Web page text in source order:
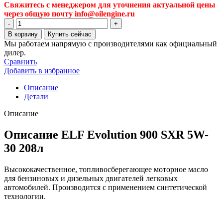
Свяжитесь с менеджером для уточнения актуальной цены
через общую почту info@oilengine.ru
Количество
товара
Моторное
масло
Elf
Evolution
900
SXR
5W-
30,
синтетическое,
(194782)
В корзину Купить сейчас
Мы работаем напрямую с производителями как официальный
дилер.
Сравнить
Добавить в избранное
Описание
Детали
Описание
Описание ELF Evolution 900 SXR 5W-
30 208л
Высококачественное, топливосберегающее моторное масло
для бензиновых и дизельных двигателей легковых
автомобилей. Производится с применением синтетической
технологии.